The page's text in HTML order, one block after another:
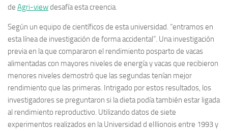
de Agri-viewdesafía esta creencia.
Según un equipo de científicos de esta universidad. “entramos en
esta línea de investigación de forma accidental”. Una investigación
previa en la que compararon el rendimiento posparto de vacas
alimentadas con mayores niveles de energía y vacas que recibieron
menores niveles demostró que las segundas tenían mejor
rendimiento que las primeras. Intrigado por estos resultados, los
investigadores se preguntaron si la dieta podía también estar ligada
al rendimiento reproductivo. Utilizando datos de siete
experimentos realizados en la Universidad d eIllionois entre 1993 y